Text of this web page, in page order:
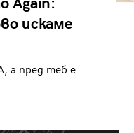
Again:
искаме
а пред теб е